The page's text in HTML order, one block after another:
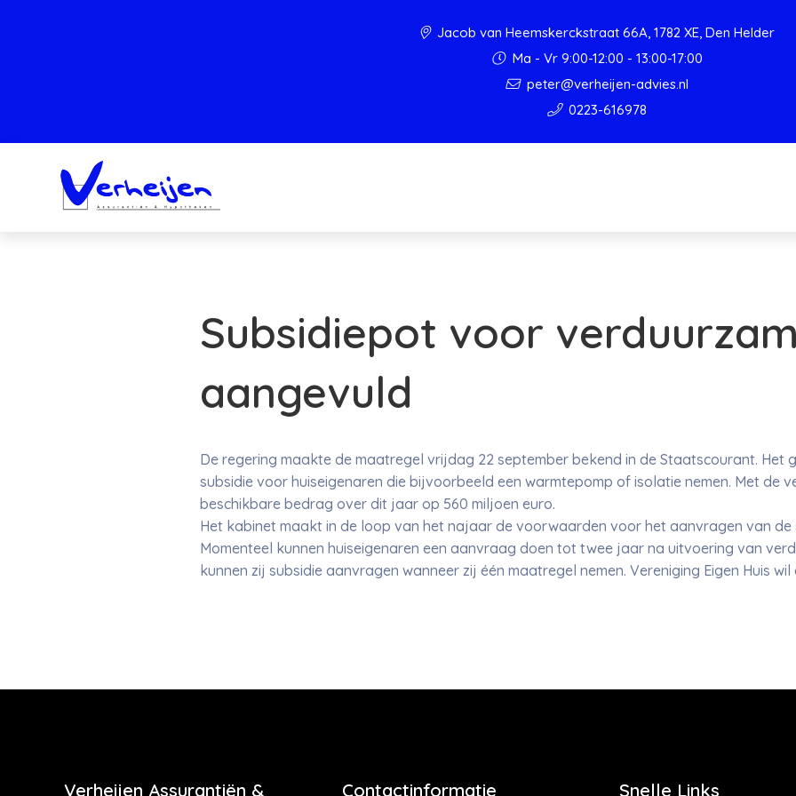
Jacob van Heemskerckstraat 66A, 1782 XE, Den Helder
Ma - Vr 9:00-12:00 - 13:00-17:00
peter@verheijen-advies.nl
0223-616978
Subsidiepot voor
aangevuld
De regering maakte de maatregel vrijdag 22 september bekend in de Staatscourant. Het
subsidie voor huiseigenaren die bijvoorbeeld een warmtepomp of isolatie nemen. Met de
beschikbare bedrag over dit jaar op 560 miljoen euro.
Het kabinet maakt in de loop van het najaar de voorwaarden voor het aanvragen van de
Momenteel kunnen huiseigenaren een aanvraag doen tot twee jaar na uitvoering van
kunnen zij subsidie aanvragen wanneer zij één maatregel nemen. Vereniging Eigen Huis
Verheijen Assurantiën & Contactinformatie Snelle Links